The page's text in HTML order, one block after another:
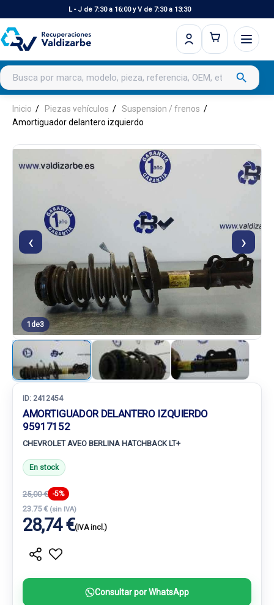
L - J de 7:30 a 16:00 y V de 7:30 a 13:30
Buscar productos search
Inicio Piezas vehículos
Suspension / frenos
Amortiguador delantero izquierdo
‹ ›
1 de3
ID: 2412454
AMORTIGUADOR DELANTERO IZQUIERDO
95917152
CHEVROLET AVEO BERLINA HATCHBACK LT+
En stock
25,00 € -5%
23.75 € (sin IVA)
28,74 €(IVA incl.)
Consultar por WhatsApp